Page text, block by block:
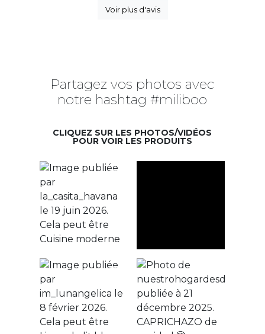
Voir plus d'avis
Partagez vos photos avec
notre hashtag #miliboo
CLIQUEZ SUR LES PHOTOS/VIDÉOS
POUR VOIR LES PRODUITS